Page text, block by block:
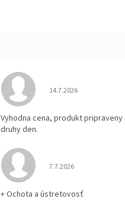
Hodnotenie obchodu
14.7.2026
Vyhodna cena, produkt
druhy den.
Hodnotenie obchodu
7.7.2026
+ Ochota a ústretovosť